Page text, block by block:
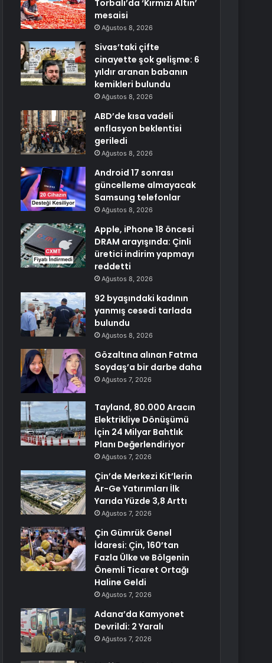
Torbalı’da ‘Kırmızı Altın’
mesaisi
Ağustos 8, 2026
Sivas’taki çifte
cinayette şok gelişme: 6
yıldır aranan babanın
kemikleri bulundu
Ağustos 8, 2026
ABD’de kısa vadeli
enflasyon beklentisi
geriledi
Ağustos 8, 2026
Android 17 sonrası
güncelleme almayacak
Samsung telefonlar
Ağustos 8, 2026
Apple, iPhone 18 öncesi
DRAM arayışında: Çinli
üretici indirim yapmayı
reddetti
Ağustos 8, 2026
92 byaşındaki kadının
yanmış cesedi tarlada
bulundu
Ağustos 8, 2026
Gözaltına alınan Fatma
Soydaş’a bir darbe daha
Ağustos 7, 2026
Tayland, 80.000 Aracın
Elektrikliye Dönüşümü
İçin 24 Milyar Bahtlık
Planı Değerlendiriyor
Ağustos 7, 2026
Çin’de Merkezi Kit’lerin
Ar-Ge Yatırımları İlk
Yarıda Yüzde 3,8 Arttı
Ağustos 7, 2026
Çin Gümrük Genel
İdaresi: Çin, 160’tan
Fazla Ülke ve Bölgenin
Önemli Ticaret Ortağı
Haline Geldi
Ağustos 7, 2026
Adana’da Kamyonet
Devrildi: 2 Yaralı
Ağustos 7, 2026